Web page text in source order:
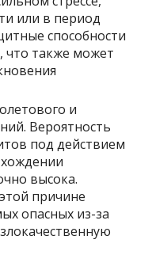
или в период
способности
что также может
и
Вероятность
под действием
высока.
причине
опасных из-за